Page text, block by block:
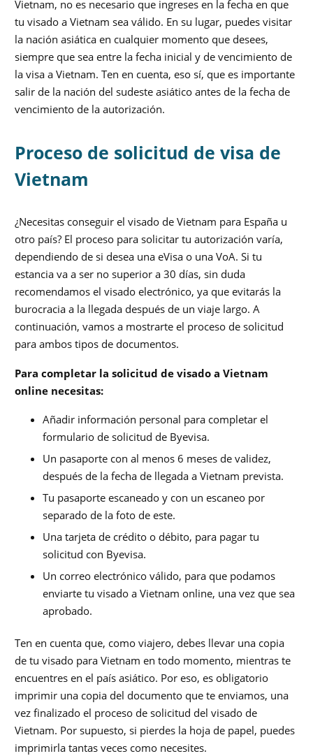
Vietnam, no es necesario que ingreses en la fecha en que
tu visado a Vietnam sea válido. En su lugar, puedes visitar
la nación asiática en cualquier momento que desees,
siempre que sea entre la fecha inicial y de vencimiento de
la visa a Vietnam. Ten en cuenta, eso sí, que es importante
salir de la nación del sudeste asiático antes de la fecha de
vencimiento de la autorización.
Proceso de solicitud de visa de
Vietnam
¿Necesitas conseguir el visado de Vietnam para España u
otro país? El proceso para solicitar tu autorización varía,
dependiendo de si desea una eVisa o una VoA. Si tu
estancia va a ser no superior a 30 días, sin duda
recomendamos el visado electrónico, ya que evitarás la
burocracia a la llegada después de un viaje largo. A
continuación, vamos a mostrarte el proceso de solicitud
para ambos tipos de documentos.
Para completar la solicitud de visado a Vietnam
online necesitas:
Añadir información personal para completar el
formulario de solicitud de Byevisa.
Un pasaporte con al menos 6 meses de validez,
después de la fecha de llegada a Vietnam prevista.
Tu pasaporte escaneado y con un escaneo por
separado de la foto de este.
Una tarjeta de crédito o débito, para pagar tu
solicitud con Byevisa.
Un correo electrónico válido, para que podamos
enviarte tu visado a Vietnam online, una vez que sea
aprobado.
Ten en cuenta que, como viajero, debes llevar una copia
de tu visado para Vietnam en todo momento, mientras te
encuentres en el país asiático. Por eso, es obligatorio
imprimir una copia del documento que te enviamos, una
vez finalizado el proceso de solicitud del visado de
Vietnam. Por supuesto, si pierdes la hoja de papel, puedes
imprimirla tantas veces como necesites.